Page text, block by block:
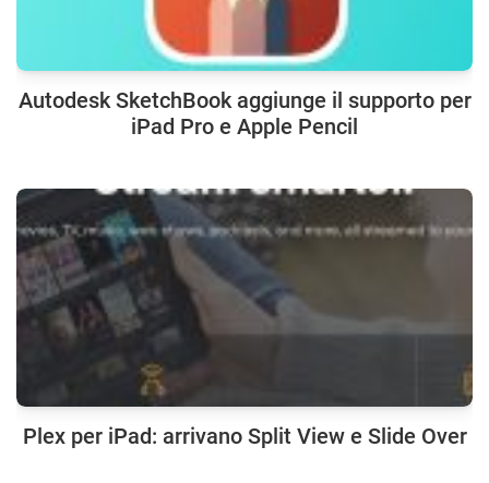
Autodesk SketchBook aggiunge il supporto per
iPad Pro e Apple Pencil
Plex per iPad: arrivano Split View e Slide Over